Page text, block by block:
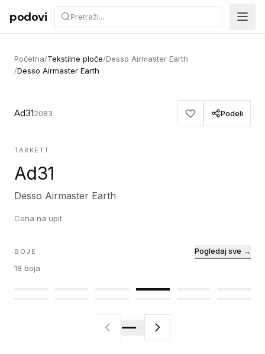
Preskoči na sadržaj
podovi
Početna/Tekstilne ploče/Desso Airmaster Earth
/Desso Airmaster Earth
Ad312083 Podeli
TARKETT
Ad31
Desso Airmaster Earth
Cena na upit
BOJE
18 boja
Pogledaj sve →